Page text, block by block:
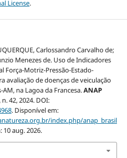
License.
Carlossandro Carvalho de;
Menezes de. Uso de Indicadores
Força-Motriz-Pressão-Estado-
avaliação de doenças de veiculação
na Lagoa da Francesa.ANAP
n. 42, 2024. DOI:
. Disponível em:
index.php/anap_brasil
10 aug. 2026.